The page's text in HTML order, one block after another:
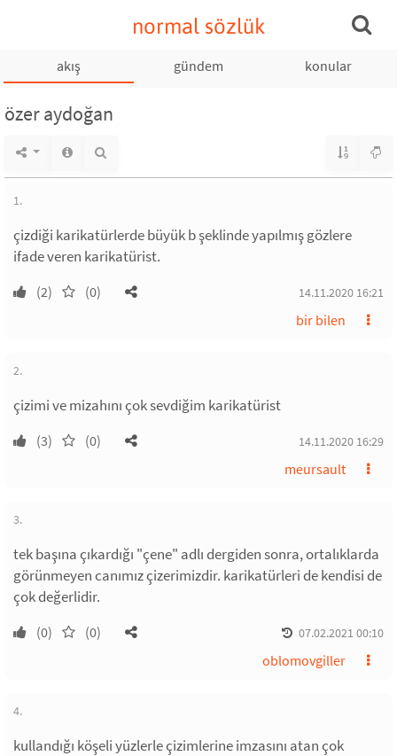
normal sözlük
akış gündem konular
özer aydoğan
1.
çizdiği karikatürlerde büyük b şeklinde yapılmış gözlere
ifade veren karikatürist.
(2) (0) 14.11.2020 16:21
bir bilen
2.
çizimi ve mizahını çok sevdiğim karikatürist
(3) (0) 14.11.2020 16:29
meursault
3.
tek başına çıkardığı "çene" adlı dergiden sonra, ortalıklarda
görünmeyen canımız çizerimizdir. karikatürleri de kendisi de
çok değerlidir.
(0) (0) 07.02.2021 00:10
oblomovgiller
4.
kullandığı köşeli yüzlerle çizimlerine imzasını atan çok